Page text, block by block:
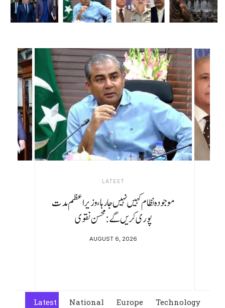
LATEST
مقبوضہ کشمیر کی خصوصی حیثیت کے خاتمے
AUGUST 5, 2026
Latest National Europe
Technology